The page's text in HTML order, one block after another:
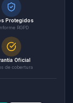
Protegidos
RGPD
Oficial
de cobertura